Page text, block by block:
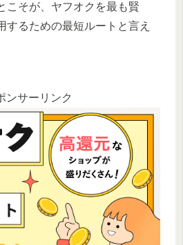
こそが、ヤフオクを最も賢
するための最短ルートと言え
ンサーリンク